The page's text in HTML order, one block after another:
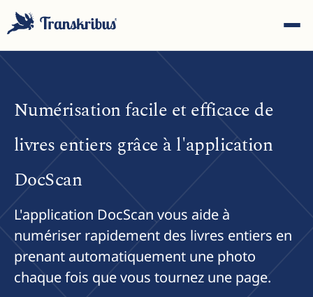
Commencez à taper pour rechercher parmi les modèles,
sites et articles de blog...
Numérisation facile et efficace de
livres entiers grâce à l'application
DocScan
L'application DocScan vous aide à
numériser rapidement des livres entiers en
prenant automatiquement une photo
chaque fois que vous tournez une page.